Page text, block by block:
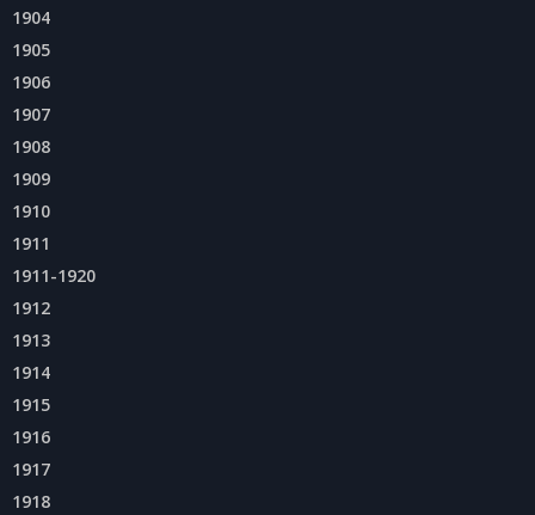
1904
1905
1906
1907
1908
1909
1910
1911
1911-1920
1912
1913
1914
1915
1916
1917
1918